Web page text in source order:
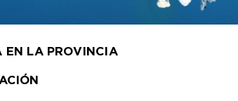
EN LA PROVINCIA